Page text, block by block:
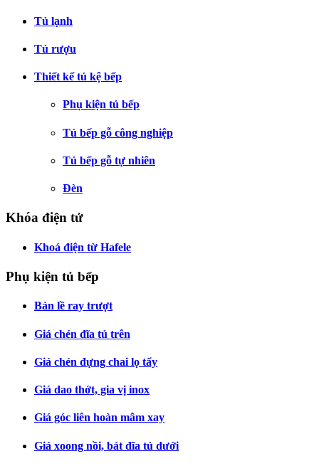
Tủ lạnh
Tủ rượu
Thiết kế tủ kệ bếp
Phụ kiện tủ bếp
Tủ bếp gỗ công nghiệp
Tủ bếp gỗ tự nhiên
Đèn
Khóa điện tử
Khoá điện từ Hafele
Phụ kiện tủ bếp
Bản lề ray trượt
Giá chén đĩa tủ trên
Giá chén đựng chai lọ tẩy
Giá dao thớt, gia vị inox
Giá góc liên hoàn mâm xay
Giá xoong nồi, bát đĩa tủ dưới